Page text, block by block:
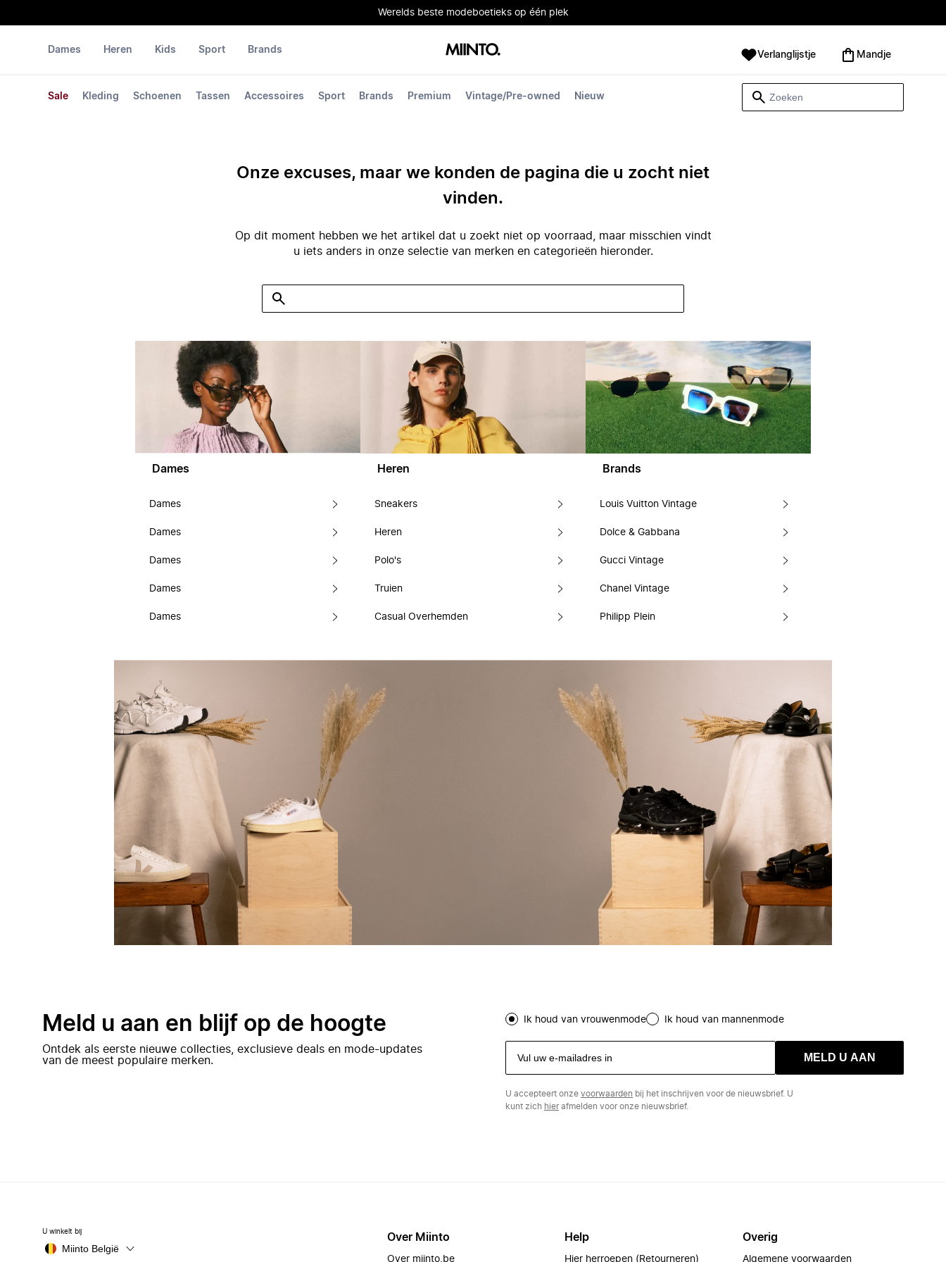
Werelds beste modeboetieks op één plek
Dames
Sale Kleding Schoenen Tassen Accessoires Sport Brands Premium Vintage/Pre-owned Nieuw
Heren Kids Sport Brands Verlanglijstje Mandje
Onze excuses, maar we konden de pagina die u zocht niet
vinden.
Op dit moment hebben we het artikel dat u zoekt niet op voorraad, maar misschien vindt
u iets anders in onze selectie van merken en categorieën hieronder.
Dames
Dames
Dames
Dames
Dames
Dames
Heren
Sneakers
Heren
Polo's
Truien
Casual Overhemden
Brands
Louis Vuitton Vintage
Dolce & Gabbana
Gucci Vintage
Chanel Vintage
Philipp Plein
Meld u aan en blijf op de hoogte
Ontdek als eerste nieuwe collecties, exclusieve deals en mode-updates
van de meest populaire merken.
Ik houd van vrouwenmode Ik houd van mannenmode
MELD U AAN
U accepteert onze voorwaarden bij het inschrijven voor de nieuwsbrief. U
kunt zich hierafmelden voor onze nieuwsbrief.
U winkelt bij
Miinto België
Over Miinto
Over miinto.be
Help
Hier herroepen (Retourneren)
Overig
Algemene voorwaarden